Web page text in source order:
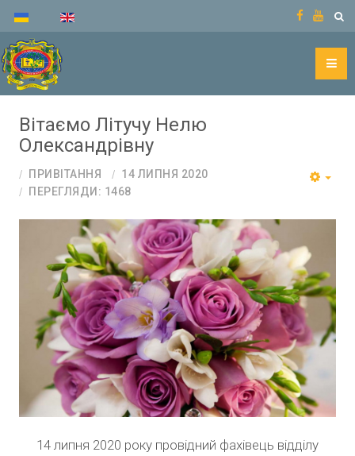
Вітаємо Літучу Нелю
Олександрівну
ПРИВІТАННЯ
14 ЛИПНЯ 2020
ПЕРЕГЛЯДИ: 1468
14 липня 2020 року провідний фахівець відділу